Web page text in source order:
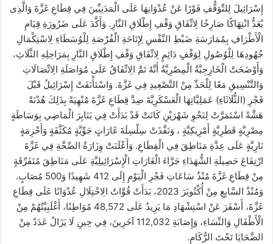
إِسْرَائِيلَ لِلتَّوَقُّفِ فَوْرًا عَنْ عُدْوَانِهَا عَلَى الْمَدَنِيِّينَ فِي قِطَاعِ غَزَّةَ وَالَّذِى
يُعَدُّ انْتِهَاكًا صَارِخًا لِاتِّفَاقِ وَقْفِ إِطْلَاقِ النَّارِ. وَأَكَّدَ عَلَى ضَرُورَةِ قِيَامِ
الْأَطْرَافِ بِمُمَارَسَةِ ضَبْطِ النَّفْسِ لِإِتَاحَةِ الْفُرْصَةِ لِلْوُسَطَاءِ لِاسْتِكْمَالِ
جُهُودِهَا لِلْوُصُولِ لِوَقْفٍ دَائِمٍ لِاتِّفَاقِ وَقْفِ إِطْلَاقِ النَّارِ بِمَرَاحِلِهِ الثَّلَاثِ،
وَأَوْضَحَتْ الْخَارِجِيَّةُ الْمِصْرِيَّةُ أَنَّهُ تَمَّ الِاتِّفَاقُ عَلَى مُوَاصَلَةِ الِاتِّصَالَاتِ
وَالتَّنْسِيقِ مَعًا لِلْحَدِّ مِنْ التَّصْعِيدِ فِي غَزَّةَ. وَاسْتَأْنَفَتْ إِسْرَائِيلُ قَبْلَ
فَجْرِ (الثُّلَاثَاءِ) عَمَلِيَّاتِهَا الْعَسْكَرِيَّةَ ضِدَّ قِطَاعِ غَزَّةَ مُنْهِيَةً بِذَلِكَ هُدْنَةً
هَشَّةً اسْتَمَرَّتْ لِنَحْوِ شَهْرَيْنِ كَانَتْ قَدْ بَدَأَتْ فِي يَنَايِرَ الْمَاضِي بِوَسَاطَةٍ
مِصْرِيَّةٍ قَطَرِيَّةٍ أَمْرِيكِيَّةٍ ، وَنَفَّذَتْ سِلْسِلَةَ غَارَاتٍ جَوِّيَّةٍ مُكَثَّفَةٍ وَأَحْزِمَةٍ
نَارِيَّةٍ عَلَى عِدَّةِ مَنَاطِقَ فِي الْقِطَاعِ. وَأَعْلَنَتْ وِزَارَةُ الصِّحَّةِ فِي غَزَّةَ
ارْتِفَاعَ حَصِيلَةِ الشُّهَدَاءِ جَرَّاءَ الْغَارَاتِ الْإِسْرَائِيلِيَّةِ عَلَى مَنَاطِقَ مُتَفَرِّقَةٍ
مِنْ قِطَاعِ غَزَّةَ مُنْذُ سَاعَاتِ فَجْرِ الْيَوْمِ إِلَى 412 شَهِيدًا وَ500 مُصَابٍ.
وَمُنْذُ السَّابِعِ مِنْ أُكْتُوبَرَ 2023، بَدَأَتْ قُوَّاتُ الِاحْتِلَالِ عُدْوَانًا عَلَى قِطَاعِ
غَزَّةَ، أَسْفَرَ عَنْ اسْتِشْهَادِ مَا يَزِيدُ عَلَى 48,572 مُوَاطِنًا، أَغْلَبِيَّتُهُمْ مِنْ
الْأَطْفَالِ وَالنِّسَاءِ، وَإِصَابَةِ 112,032 آخَرِينَ، فِي حِينِ لَا يَزَالُ عَدَدٌ مِنْ
الضَّحَايَا تَحْتَ الرُّكَامِ.